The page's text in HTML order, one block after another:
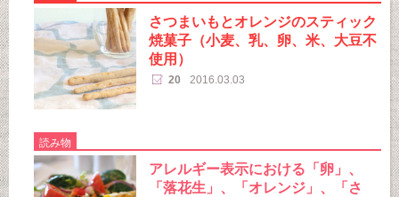
さつまいもとオレンジのスティック
焼菓子（小麦、乳、卵、米、大豆不
使用）
20 2016.03.03
読み物
アレルギー表示における「卵」、
「落花生」、「オレンジ」、「さ